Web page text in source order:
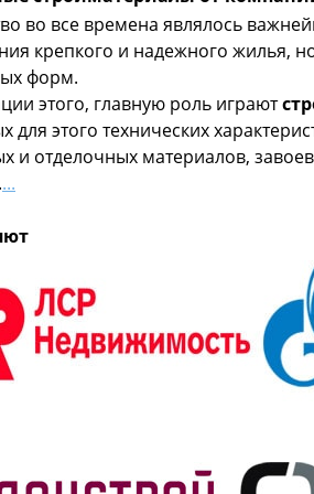
во все времена являлось
крепкого и надежного жилья,
форм.
этого, главную роль играют
для этого технических
и отделочных материалов,
...